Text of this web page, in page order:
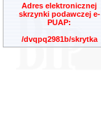
Adres elektronicznej
skrzynki podawczej e-
PUAP:
/dvqpq2981b/skrytka